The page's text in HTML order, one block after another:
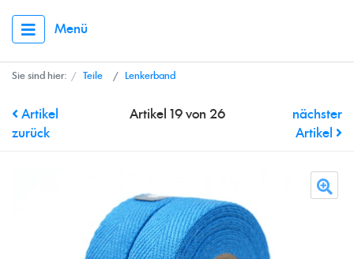
Menü
Sie sind hier: Teile Lenkerband
Artikel
zurück
Artikel 19 von 26
nächster
Artikel